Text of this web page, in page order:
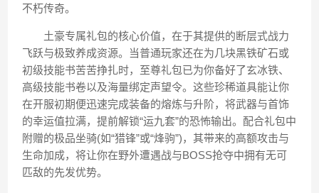
不朽传奇。
土豪专属礼包的核心价值，在于其提供的断层式战力
飞跃与极致养成资源。当普通玩家还在为几块黑铁矿石或
初级技能书苦苦挣扎时，至尊礼包已为你备好了玄冰铁、
高级技能书卷以及海量绑定声望令。这些珍稀道具能让你
在开服初期便迅速完成装备的熔炼与升阶，将武器与首饰
的幸运值拉满，提前解锁“运九套”的恐怖输出。配合礼包中
附赠的极品坐骑(如“猎锋”或“烽驹”)，其带来的高额攻击与
生命加成，将让你在野外遭遇战与BOSS抢夺中拥有无可
匹敌的先发优势。